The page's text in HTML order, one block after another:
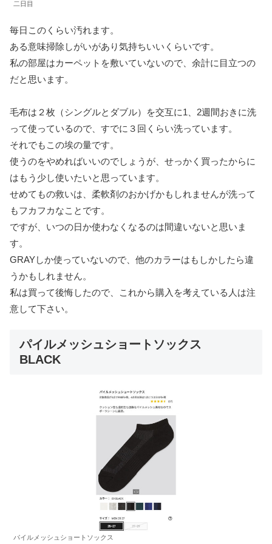
二日目
毎日このくらい汚れます。
ある意味掃除しがいがあり気持ちいいくらいです。
私の部屋はカーペットを敷いていないので、余計に目立つの
だと思います。
毛布は２枚（シングルとダブル）を交互に1、2週間おきに洗
って使っているので、すでに３回くらい洗っています。
それでもこの埃の量です。
使うのをやめればいいのでしょうが、せっかく買ったからに
はもう少し使いたいと思っています。
せめてもの救いは、柔軟剤のおかげかもしれませんが洗って
もフカフカなことです。
ですが、いつの日か使わなくなるのは間違いないと思いま
す。
GRAYしか使っていないので、他のカラーはもしかしたら違
うかもしれません。
私は買って後悔したので、これから購入を考えている人は注
意して下さい。
パイルメッシュショートソックス
BLACK
パイルメッシュショートソックス